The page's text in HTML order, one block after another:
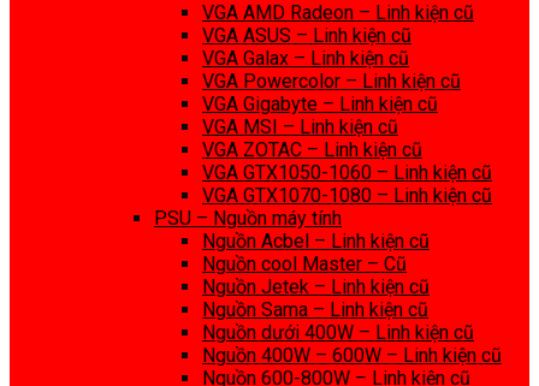
VGA AMD Radeon – Linh kiện cũ
VGA ASUS – Linh kiện cũ
VGA Galax – Linh kiện cũ
VGA Powercolor – Linh kiện cũ
VGA Gigabyte – Linh kiện cũ
VGA MSI – Linh kiện cũ
VGA ZOTAC – Linh kiện cũ
VGA GTX1050-1060 – Linh kiện cũ
VGA GTX1070-1080 – Linh kiện cũ
PSU – Nguồn máy tính
Nguồn Acbel – Linh kiện cũ
Nguồn cool Master – Cũ
Nguồn Jetek – Linh kiện cũ
Nguồn Sama – Linh kiện cũ
Nguồn dưới 400W – Linh kiện cũ
Nguồn 400W – 600W – Linh kiện cũ
Nguồn 600-800W – Linh kiện cũ